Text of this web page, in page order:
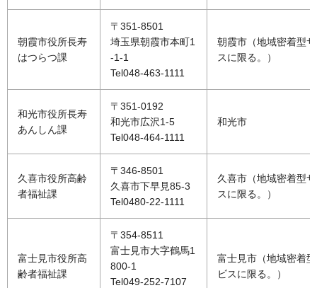
朝霞市役所長寿
はつらつ課
〒351-8501
埼玉県朝霞市本町1
-1-1
Tel048-463-1111
朝霞市（地域密着型
スに限る。）
和光市役所長寿
あんしん課
〒351-0192
和光市広沢1-5
Tel048-464-1111
和光市
久喜市役所高齢
者福祉課
〒346-8501
久喜市下早見85-3
Tel0480-22-1111
久喜市（地域密着型
スに限る。）
富士見市役所高
齢者福祉課
〒354-8511
富士見市大字鶴馬1
800-1
Tel049-252-7107
富士見市（地域密着
ビスに限る。）